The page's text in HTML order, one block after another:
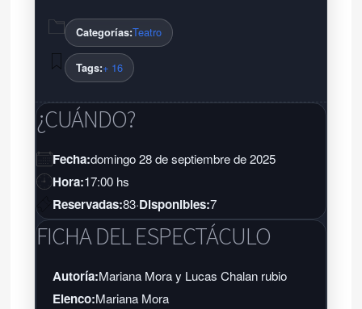
Categorías:Teatro
Tags:+ 16
¿CUÁNDO?
Fecha:domingo 28 de septiembre de 2025
Hora:17:00 hs
Reservadas:83·Disponibles:7
FICHA DEL ESPECTÁCULO
Autoría:Mariana Mora y Lucas Chalan rubio
Elenco:Mariana Mora